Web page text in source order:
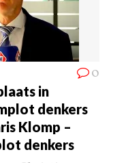
0
in
denkers
Klomp –
denkers